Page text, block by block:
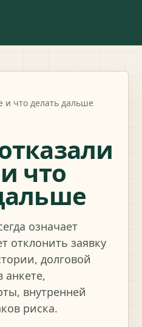
и что делать дальше
что
означает
заявку
долговой
анкете,
внутренней
риска.